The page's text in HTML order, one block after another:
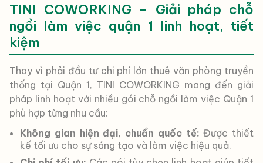
TINI COWORKING – Giải pháp chỗ
ngồi làm việc quận 1 linh hoạt, tiết
kiệm
Thay vì phải đầu tư chi phí lớn thuê văn phòng truyền
thống tại Quận 1, TINI COWORKING mang đến giải
pháp linh hoạt với nhiều gói ​​chỗ ngồi làm việc Quận 1
phù hợp từng nhu cầu:
Không gian hiện đại, chuẩn quốc tế: Được thiết
kế tối ưu cho sự sáng tạo và làm việc hiệu quả.